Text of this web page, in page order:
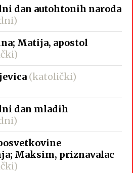
dan autohtonih naroda
Matija, apostol
(katolički)
dan mladih
Maksim, priznavalac